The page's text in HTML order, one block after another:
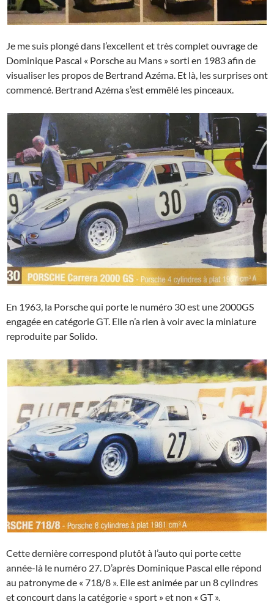
Je me suis plongé dans l’excellent et très complet ouvrage de
Dominique Pascal « Porsche au Mans » sorti en 1983 afin de
visualiser les propos de Bertrand Azéma. Et là, les surprises ont
commencé. Bertrand Azéma s’est emmêlé les pinceaux.
En 1963, la Porsche qui porte le numéro 30 est une 2000GS
engagée en catégorie GT. Elle n’a rien à voir avec la miniature
reproduite par Solido.
Cette dernière correspond plutôt à l’auto qui porte cette
année-là le numéro 27. D’après Dominique Pascal elle répond
au patronyme de « 718/8 ». Elle est animée par un 8 cylindres
et concourt dans la catégorie « sport » et non « GT ».